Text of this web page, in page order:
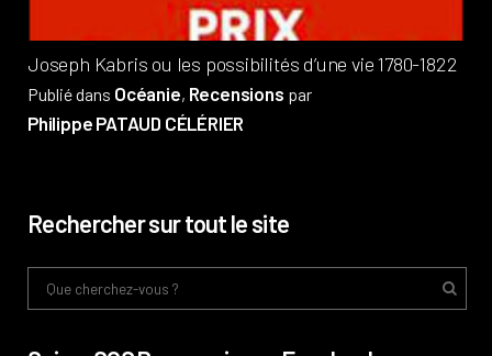
Joseph Kabris ou les possibilités d’une vie 1780-1822
Publié dans Océanie, Recensions par
Philippe PATAUD CÉLÉRIER
Rechercher sur tout le site